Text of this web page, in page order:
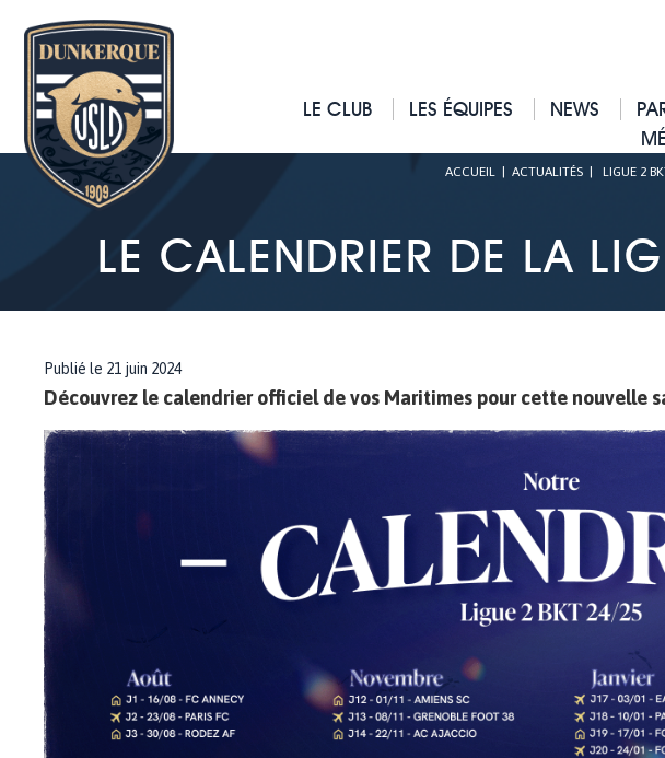
LE CLUB LES ÉQUIPES NEWS
ACCUEIL ACTUALITÉS LIGUE 2
LE CALENDRIER DE LA
Publié le 21 juin 2024
Découvrez le calendrier officiel de vos Maritimes pour cette nouvelle